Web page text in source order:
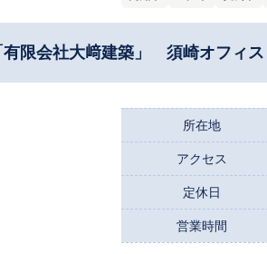
有限会社大﨑建築」 須崎オフィス
所在地
アクセス
定休日
営業時間